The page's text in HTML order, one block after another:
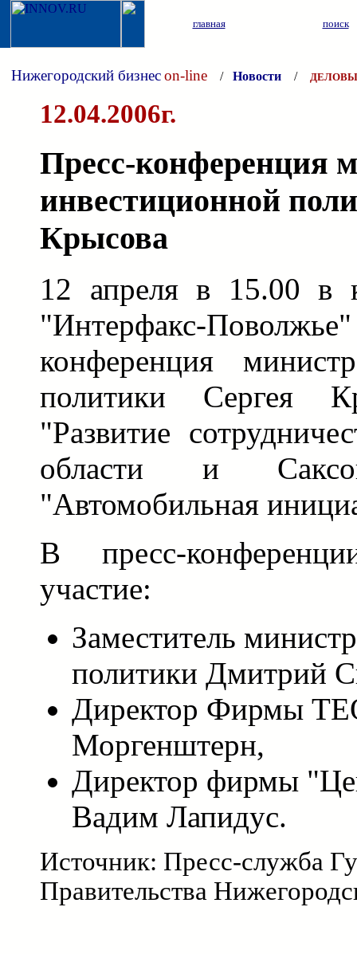
главная поиск
Нижегородский бизнесon-line / Новости /
12.04.2006г.
Пресс-конференция
инвестиционной
Крысова
12 апреля в 15.00 в
"Интерфакс-
конференция
политики Сергея
"Развитие
области и
"Автомобильная
В пресс-
участие:
Заместитель
политики Дмитрий
Директор Фирмы
Моргенштерн,
Директор фирмы
Вадим Лапидус.
Источник: Пресс-служба
Правительства